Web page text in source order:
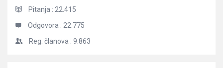
Pitanja : 22.415
Odgovora : 22.775
Reg. članova : 9.863